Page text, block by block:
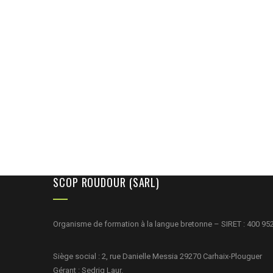
SCOP ROUDOUR (SARL)
Organisme de formation à la langue bretonne – SIRET : 400
Siège social : 2, rue Danielle Messia 29270 Carhaix-Plouguer
Gérant : Sedrig Laur.